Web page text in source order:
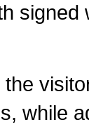
signed
the
while